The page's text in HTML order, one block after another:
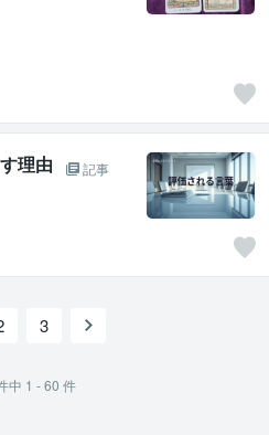
理由
記事
3
中 1 - 60 件